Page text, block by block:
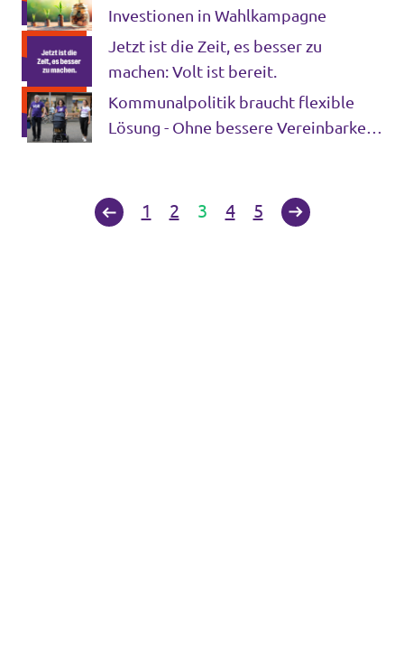
Investionen in Wahlkampagne
Jetzt ist die Zeit, es besser zu
machen: Volt ist bereit.
Kommunalpolitik braucht flexible
Lösung - Ohne bessere Vereinbarkeit
1 2 3 4 5